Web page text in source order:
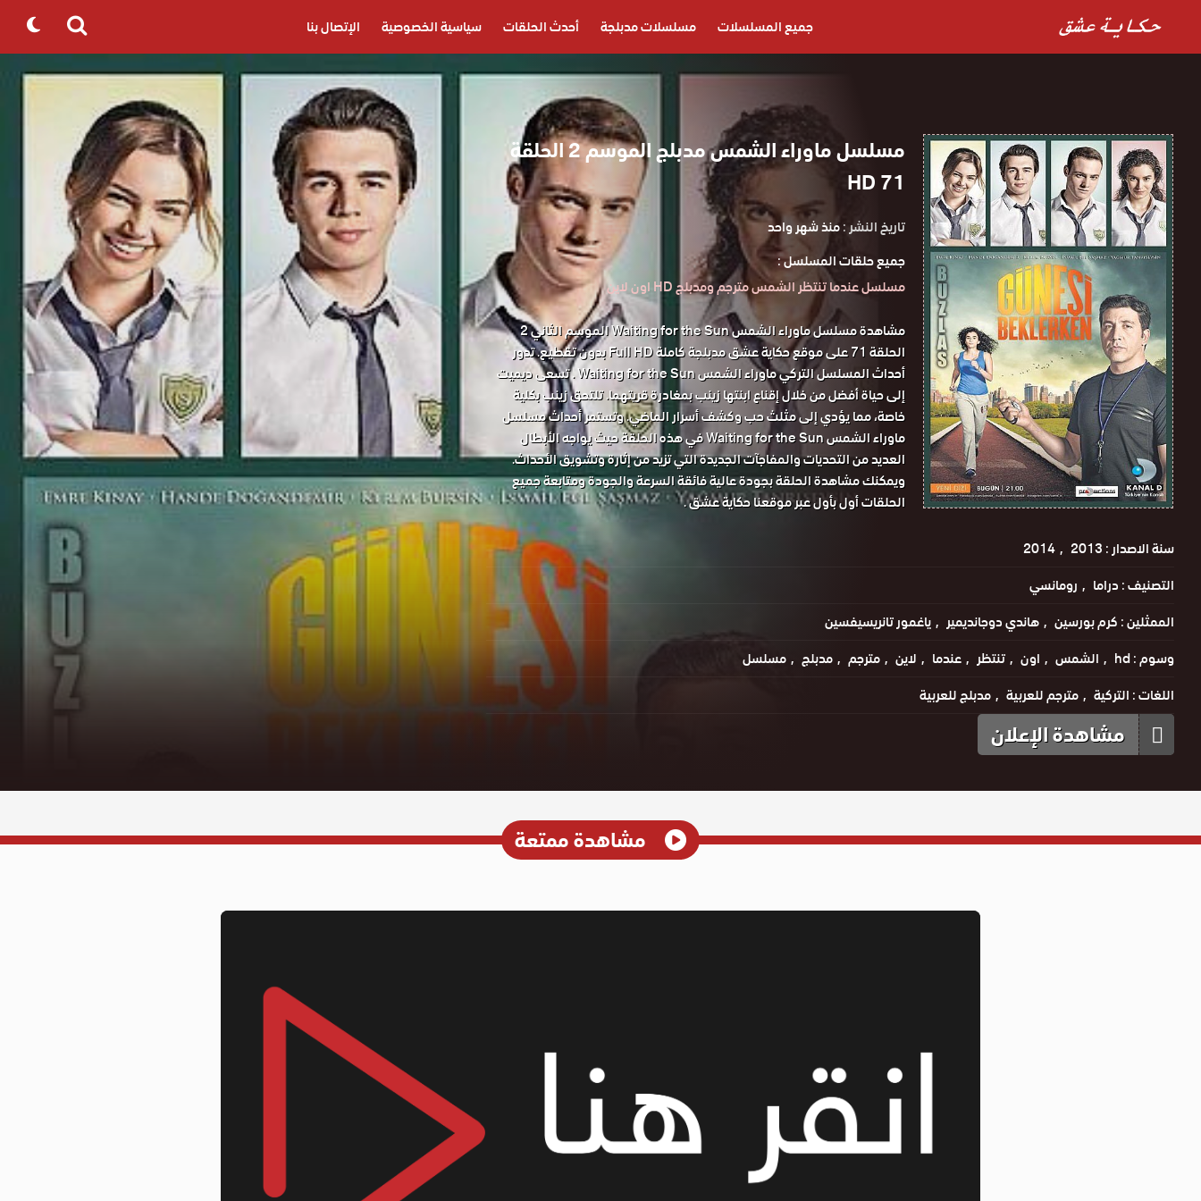
جميع المسلسلات مسلسلات مدبلجة أحدث الحلقات سياسية الخصوصية الإتصال بنا
Search
for
مسلسل ماوراء الشمس مدبلج الموسم 2 الحلقة
71 HD
تاريخ النشر :منذ شهر واحد
جميع حلقات المسلسل :
مسلسل عندما تنتظر الشمس مترجم ومدبلج HD اون لاين
مشاهدة مسلسل ماوراء الشمس Waiting for the Sun الموسم الثاني 2
الحلقة 71 على موقع حكاية عشق مدبلجة كاملة Full HD بدون تقطيع. تدور
أحداث المسلسل التركي ماوراء الشمس Waiting for the Sun . تسعى ديميت
إلى حياة أفضل من خلال إقناع ابنتها زينب بمغادرة قريتهما. تلتحق زينب بكلية
خاصة، مما يؤدي إلى مثلث حب وكشف أسرار الماضي. وتستمر أحداث مسلسل
ماوراء الشمس Waiting for the Sun في هذه الحلقة حيث يواجه الأبطال
العديد من التحديات والمفاجآت الجديدة التي تزيد من إثارة وتشويق الأحداث.
ويمكنك مشاهدة الحلقة بجودة عالية فائقة السرعة والجودة ومتابعة جميع
الحلقات أول بأول عبر موقعنا حكاية عشق .
سنة الاصدار :2013
2014
التصنيف :دراما
رومانسي
الممثلين :كرم بورسين هاندي دوجانديمير
ياغمور تانريسيفسين
وسوم :hd الشمس اون تنتظر عندما لاين مترجم مدبلج
مسلسل
اللغات :التركية مترجم للعربية مدبلج للعربية
مشاهدة الإعلان
مشاهدة ممتعة